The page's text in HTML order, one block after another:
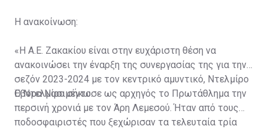
Η ανακοίνωση:
«Η Α.Ε. Ζακακίου είναι στην ευχάριστη θέση να
ανακοινώσει την έναρξη της συνεργασίας της για την
σεζόν 2023-2024 με τον κεντρικό αμυντικό, Ντελμίρο
Έβορα Νασιμέντο.
Ο Ντελμίρο σήκωσε ως αρχηγός το Πρωτάθλημα την
περσινή χρονιά με τον Άρη Λεμεσού. Ήταν από τους
ποδοσφαιριστές που ξεχώρισαν τα τελευταία τρία